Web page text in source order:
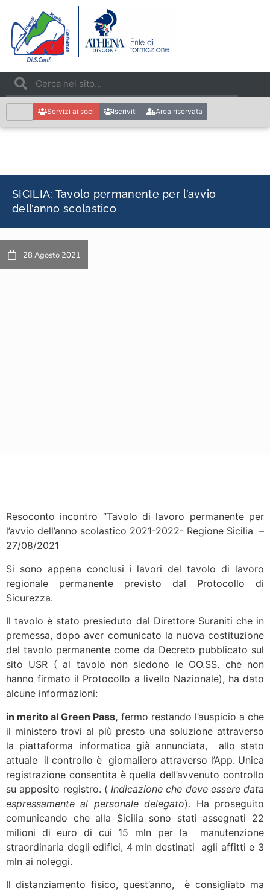
Servizi ai soci Iscriviti Area riservata
SICILIA: Tavolo permanente per l’avvio
dell’anno scolastico
28 Agosto 2021
Resoconto incontro “Tavolo di lavoro permanente per
l’avvio dell’anno scolastico 2021-2022- Regione Sicilia –
27/08/2021
Si sono appena conclusi i lavori del tavolo di lavoro
regionale permanente previsto dal Protocollo di
Sicurezza.
Il tavolo è stato presieduto dal Direttore Suraniti che in
premessa, dopo aver comunicato la nuova costituzione
del tavolo permanente come da Decreto pubblicato sul
sito USR ( al tavolo non siedono le OO.SS. che non
hanno firmato il Protocollo a livello Nazionale), ha dato
alcune informazioni:
in merito al Green Pass, fermo restando l’auspicio a che
il ministero trovi al più presto una soluzione attraverso
la piattaforma informatica già annunciata, allo stato
attuale il controllo è giornaliero attraverso l’App. Unica
registrazione consentita è quella dell’avvenuto controllo
su apposito registro. ( Indicazione che deve essere data
espressamente al personale delegato). Ha proseguito
comunicando che alla Sicilia sono stati assegnati 22
milioni di euro di cui 15 mln per la manutenzione
straordinaria degli edifici, 4 mln destinati agli affitti e 3
mln ai noleggi.
Il distanziamento fisico, quest’anno, è consigliato ma